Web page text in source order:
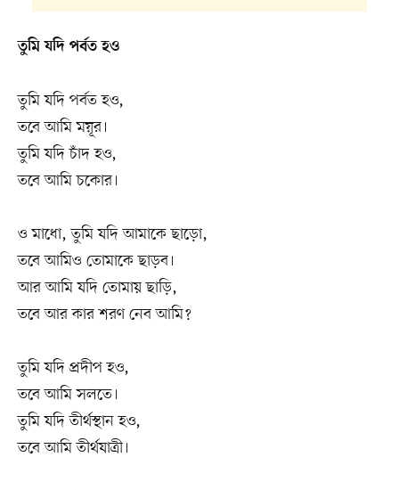
তুমি যদি পর্বত হও
তুমি যদি পর্বত হও,
তবে আমি ময়ূর।
তুমি যদি চাঁদ হও,
তবে আমি চকোর।
ও মাধো, তুমি যদি আমাকে ছাড়ো,
তবে আমিও তোমাকে ছাড়ব।
আর আমি যদি তোমায় ছাড়ি,
তবে আর কার শরণ নেব আমি?
তুমি যদি প্রদীপ হও,
তবে আমি সলতে।
তুমি যদি তীর্থস্থান হও,
তবে আমি তীর্থযাত্রী।